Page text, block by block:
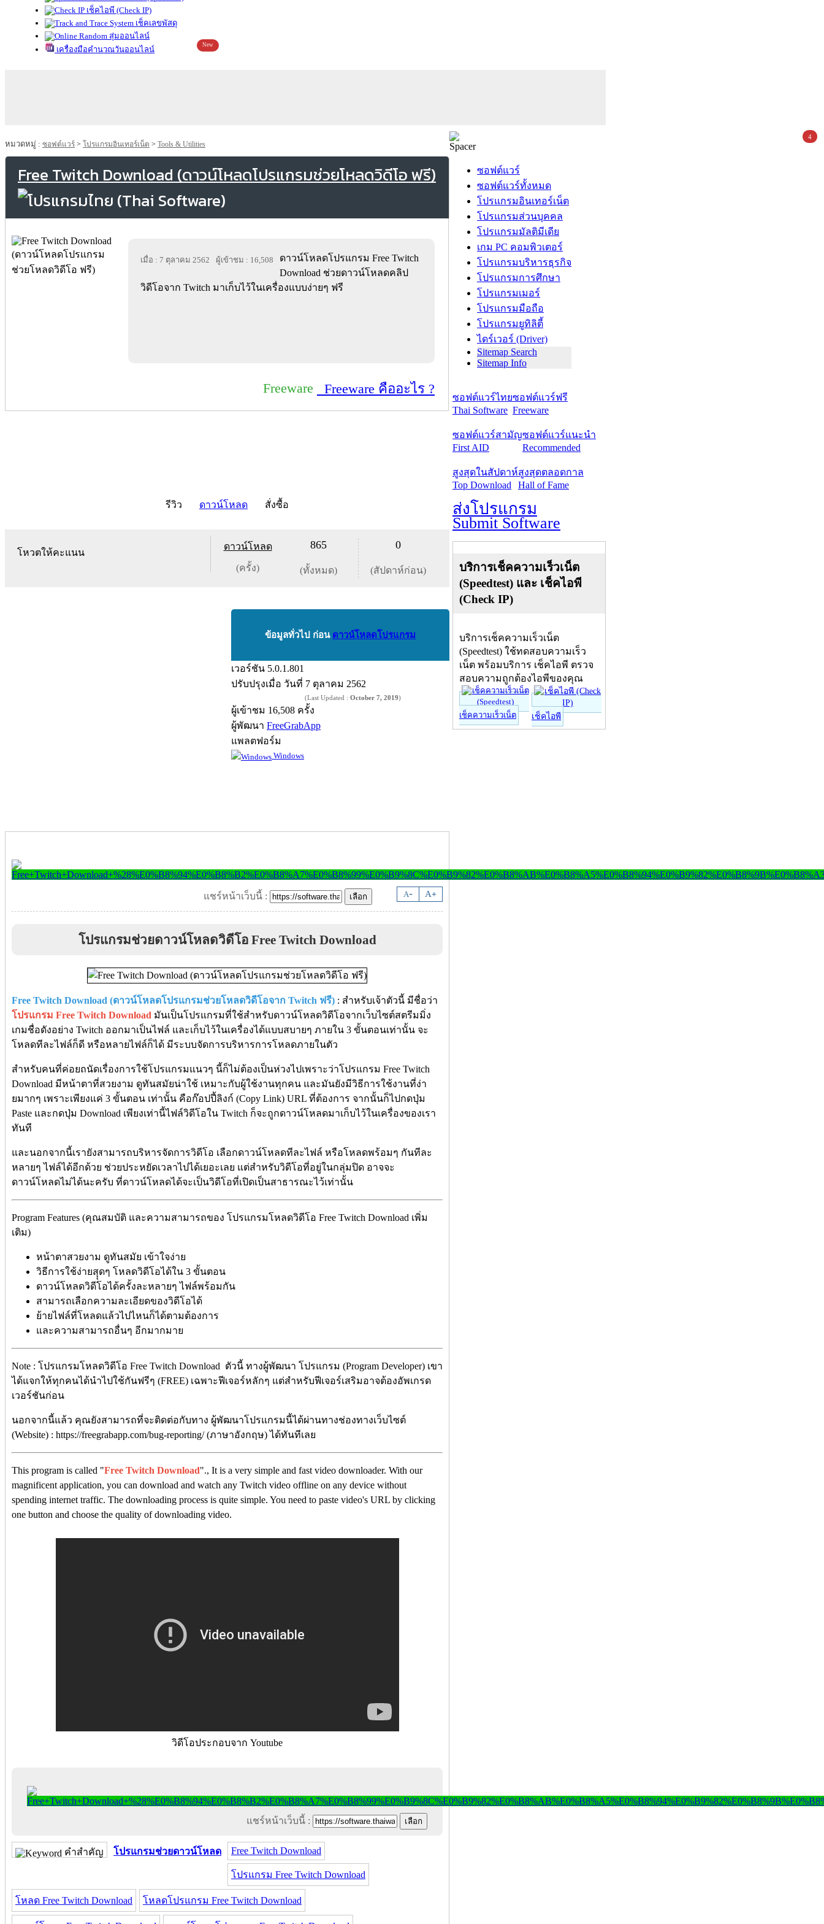
เช็คไอพี (Check IP)
เช็คเลขพัสดุ
สุ่มออนไลน์
เครื่องมือคำนวณวันออนไลน์
New
หมวดหมู่ : ซอฟต์แวร์ > โปรแกรมอินเทอร์เน็ต > Tools & Utilities
Free Twitch Download (ดาวน์โหลดโปรแกรมช่วยโหลดวิดีโอ ฟรี)
เมื่อ : 7 ตุลาคม 2562 ผู้เข้าชม : 16,508
ดาวน์โหลดโปรแกรม Free Twitch
Download ช่วยดาวน์โหลดคลิป
วิดีโอจาก Twitch มาเก็บไว้ในเครื่องแบบง่ายๆ ฟรี
Freeware Freeware คืออะไร ?
รีวิว ดาวน์โหลด สั่งซื้อ
โหวตให้คะแนน
ดาวน์โหลด
(ครั้ง)
865
(ทั้งหมด)
0
(สัปดาห์ก่อน)
ข้อมูลทั่วไป ก่อน ดาวน์โหลดโปรแกรม
เวอร์ชัน 5.0.1.801
ปรับปรุงเมื่อ วันที่ 7 ตุลาคม 2562
(Last Updated : October 7, 2019)
ผู้เข้าชม 16,508 ครั้ง
ผู้พัฒนา FreeGrabApp
แพลตฟอร์ม
Windows
A- A+
แชร์หน้าเว็บนี้ :
โปรแกรมช่วยดาวน์โหลดวิดีโอ Free Twitch Download
Free Twitch Download (ดาวน์โหลดโปรแกรมช่วยโหลดวิดีโอจาก Twitch ฟรี) : สำหรับเจ้าตัวนี้ มีชื่อว่า
โปรแกรม Free Twitch Download มันเป็นโปรแกรมที่ใช้สำหรับดาวน์โหลดวิดีโอจากเว็บไซต์สตรีมมิ่ง
เกมชื่อดังอย่าง Twitch ออกมาเป็นไฟล์ และเก็บไว้ในเครื่องได้แบบสบายๆ ภายใน 3 ขั้นตอนเท่านั้น จะ
โหลดทีละไฟล์ก็ดี หรือหลายไฟล์ก็ได้ มีระบบจัดการบริหารการโหลดภายในตัว
สำหรับคนที่ค่อยถนัดเรื่องการใช้โปรแกรมแนวๆ นี้ก็ไม่ต้องเป็นห่วงไปเพราะว่าโปรแกรม Free Twitch
Download มีหน้าตาที่สวยงาม ดูทันสมัยน่าใช้ เหมาะกับผู้ใช้งานทุกคน และมันยังมีวิธีการใช้งานที่ง่า
ยมากๆ เพราะเพียงแค่ 3 ขั้นตอน เท่านั้น คือก๊อปปี้ลิงก์ (Copy Link) URL ที่ต้องการ จากนั้นก็ไปกดปุ่ม
Paste และกดปุ่ม Download เพียงเท่านี้ไฟล์วิดีโอใน Twitch ก็จะถูกดาวน์โหลดมาเก็บไว้ในเครื่องของเรา
ทันที
และนอกจากนี้เรายังสามารถบริหารจัดการวิดีโอ เลือกดาวน์โหลดทีละไฟล์ หรือโหลดพร้อมๆ กันทีละ
หลายๆ ไฟล์ได้อีกด้วย ช่วยประหยัดเวลาไปได้เยอะเลย แต่สำหรับวิดีโอที่อยู่ในกลุ่มปิด อาจจะ
ดาวน์โหลดไม่ได้นะครับ ที่ดาวน์โหลดได้จะเป็นวิดีโอที่เปิดเป็นสาธารณะไว้เท่านั้น
Program Features (คุณสมบัติ และความสามารถของ โปรแกรมโหลดวิดีโอ Free Twitch Download เพิ่ม
เติม)
หน้าตาสวยงาม ดูทันสมัย เข้าใจง่าย
วิธีการใช้ง่ายสุุดๆ โหลดวิดีโอได้ใน 3 ขั้นตอน
ดาวน์โหลดวิดีโอได้ครั้งละหลายๆ ไฟล์พร้อมกัน
สามารถเลือกความละเอียดของวิดีโอได้
ย้ายไฟล์ที่โหลดแล้วไปไหนก็ได้ตามต้องการ
และความสามารถอื่นๆ อีกมากมาย
Note : โปรแกรมโหลดวิดีโอ Free Twitch Download ตัวนี้ ทางผู้พัฒนา โปรแกรม (Program Developer) เขา
ได้แจกให้ทุกคนได้นำไปใช้กันฟรีๆ (FREE) เฉพาะฟีเจอร์หลักๆ แต่สำหรับฟีเจอร์เสริมอาจต้องอัพเกรด
เวอร์ชันก่อน
นอกจากนี้แล้ว คุณยังสามารถที่จะติดต่อกับทาง ผู้พัฒนาโปรแกรมนี้ได้ผ่านทางช่องทางเว็บไซต์
(Website) : https://freegrabapp.com/bug-reporting/ (ภาษาอังกฤษ) ได้ทันทีเลย
This program is called "Free Twitch Download"., It is a very simple and fast video downloader. With our
magnificent application, you can download and watch any Twitch video offline on any device without
spending internet traffic. The downloading process is quite simple. You need to paste video's URL by clicking
one button and choose the quality of downloading video.
วิดีโอประกอบจาก Youtube
แชร์หน้าเว็บนี้ :
คำสำคัญ โปรแกรมช่วยดาวน์โหลด Free Twitch Download
โปรแกรม Free Twitch Download
โหลด Free Twitch Download โหลดโปรแกรม Free Twitch Download
ซอฟต์แวร์
ซอฟต์แวร์ทั้งหมด
โปรแกรมอินเทอร์เน็ต
โปรแกรมส่วนบุคคล
โปรแกรมมัลติมีเดีย
เกม PC คอมพิวเตอร์
โปรแกรมบริหารธุรกิจ
โปรแกรมการศึกษา
โปรแกรมเมอร์
โปรแกรมมือถือ
โปรแกรมยูทิลิตี้
ไดร์เวอร์ (Driver)
Sitemap Search
Sitemap Info
ซอฟต์แวร์ไทย
Thai Software
ซอฟต์แวร์ฟรี
Freeware
ซอฟต์แวร์สามัญ
First AID
ซอฟต์แวร์แนะนำ
Recommended
สูงสุดในสัปดาห์
Top Download
สูงสุดตลอดกาล
Hall of Fame
ส่งโปรแกรม
Submit Software
บริการเช็คความเร็วเน็ต
(Speedtest) และ เช็คไอพี
(Check IP)
บริการเช็คความเร็วเน็ต
(Speedtest) ใช้ทดสอบความเร็ว
เน็ต พร้อมบริการ เช็คไอพี ตรวจ
สอบความถูกต้องไอพีของคุณ
เช็คความเร็วเน็ต เช็คไอพี
4